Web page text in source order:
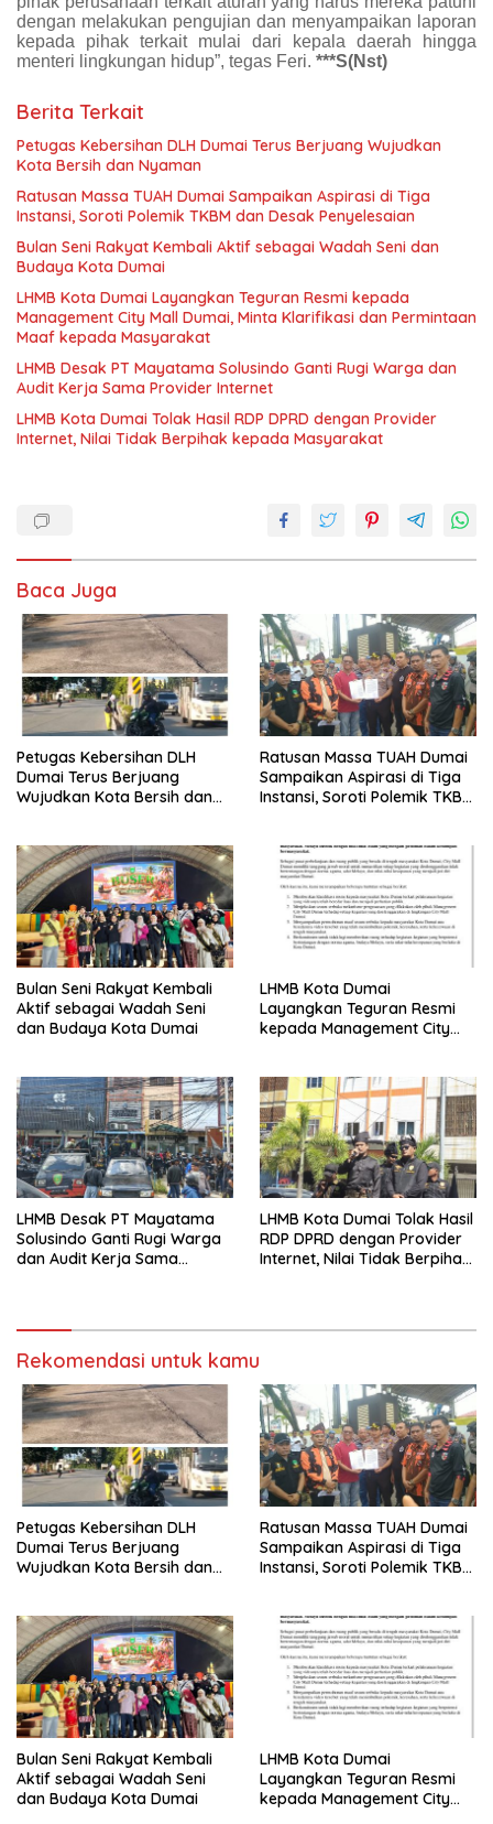
dengan melakukan pengujian dan menyampaikan laporan
kepada pihak terkait mulai dari kepala daerah hingga
menteri lingkungan hidup”, tegas Feri. ***S(Nst)
Berita Terkait
Petugas Kebersihan DLH Dumai Terus Berjuang Wujudkan
Kota Bersih dan Nyaman
Ratusan Massa TUAH Dumai Sampaikan Aspirasi di Tiga
Instansi, Soroti Polemik TKBM dan Desak Penyelesaian
Bulan Seni Rakyat Kembali Aktif sebagai Wadah Seni dan
Budaya Kota Dumai
LHMB Kota Dumai Layangkan Teguran Resmi kepada
Management City Mall Dumai, Minta Klarifikasi dan Permintaan
Maaf kepada Masyarakat
LHMB Desak PT Mayatama Solusindo Ganti Rugi Warga dan
Audit Kerja Sama Provider Internet
LHMB Kota Dumai Tolak Hasil RDP DPRD dengan Provider
Internet, Nilai Tidak Berpihak kepada Masyarakat
Baca Juga
Petugas Kebersihan DLH
Dumai Terus Berjuang
Wujudkan Kota Bersih dan
Ratusan Massa TUAH Dumai
Sampaikan Aspirasi di Tiga
Instansi, Soroti Polemik TKBM
Bulan Seni Rakyat Kembali
Aktif sebagai Wadah Seni
dan Budaya Kota Dumai
LHMB Kota Dumai
Layangkan Teguran Resmi
kepada Management City
kepada Masyarakat
LHMB Desak PT Mayatama
Solusindo Ganti Rugi Warga
dan Audit Kerja Sama
LHMB Kota Dumai Tolak Hasil
RDP DPRD dengan Provider
Internet, Nilai Tidak Berpihak
Rekomendasi untuk kamu
Petugas Kebersihan DLH
Dumai Terus Berjuang
Wujudkan Kota Bersih dan
Ratusan Massa TUAH Dumai
Sampaikan Aspirasi di Tiga
Instansi, Soroti Polemik TKBM
Bulan Seni Rakyat Kembali
Aktif sebagai Wadah Seni
dan Budaya Kota Dumai
LHMB Kota Dumai
Layangkan Teguran Resmi
kepada Management City